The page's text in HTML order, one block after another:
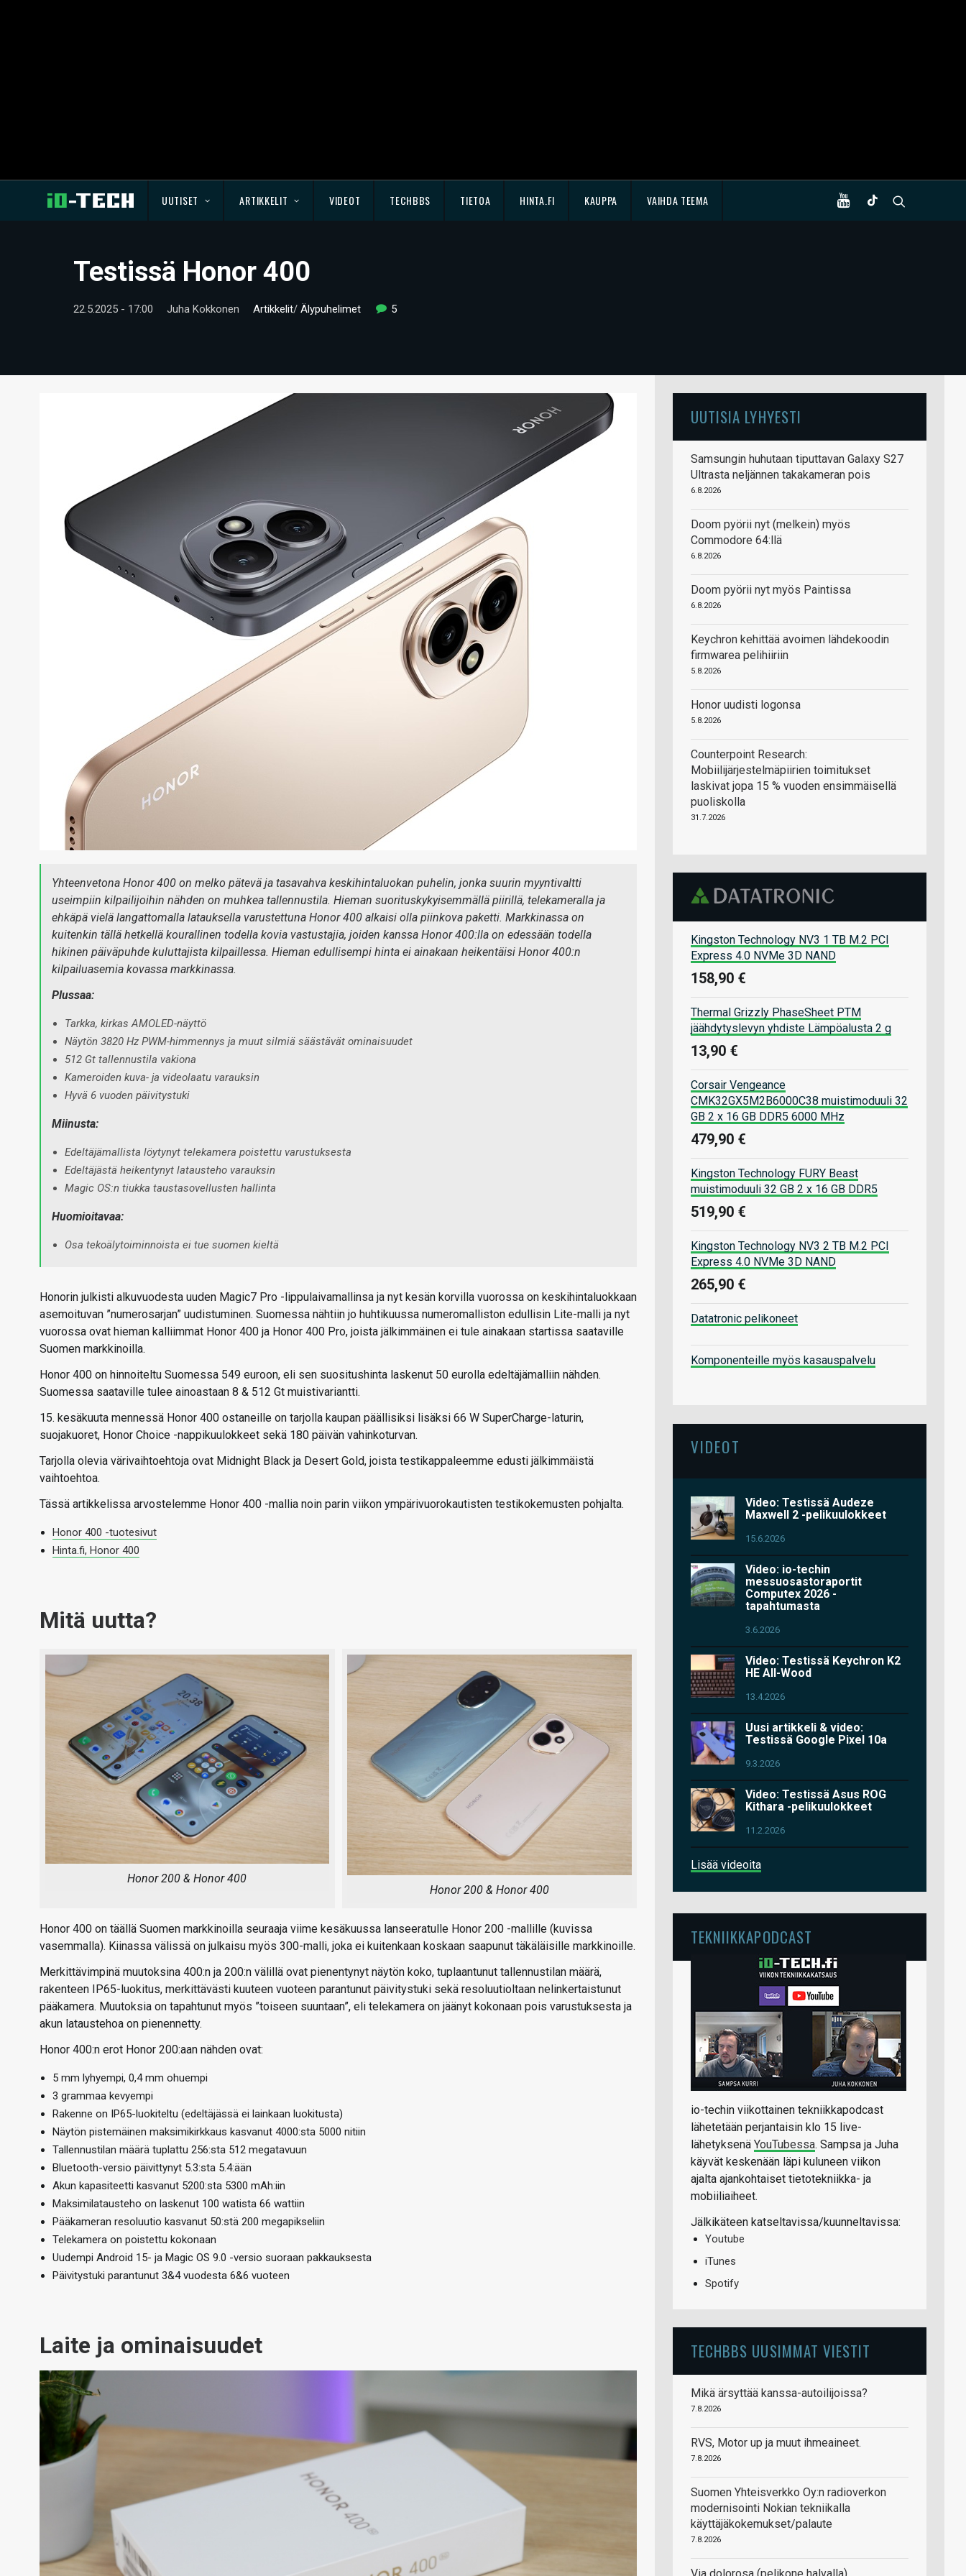
UUTISET ARTIKKELIT VIDEOT TECHBBS TIETOA HINTA.FI KAUPPA VAIHDA TEEMA
Testissä Honor 400
22.5.2025 - 17:00 Juha Kokkonen Artikkelit/ Älypuhelimet 5
Yhteenvetona Honor 400 on melko pätevä ja tasavahva keskihintaluokan puhelin, jonka suurin myyntivaltti
useimpiin kilpailijoihin nähden on muhkea tallennustila. Hieman suorituskykyisemmällä piirillä, telekameralla ja
ehkäpä vielä langattomalla latauksella varustettuna Honor 400 alkaisi olla piinkova paketti. Markkinassa on
kuitenkin tällä hetkellä kourallinen todella kovia vastustajia, joiden kanssa Honor 400:lla on edessään todella
hikinen päiväpuhde kuluttajista kilpaillessa. Hieman edullisempi hinta ei ainakaan heikentäisi Honor 400:n
kilpailuasemia kovassa markkinassa.
Plussaa:
Tarkka, kirkas AMOLED-näyttö
Näytön 3820 Hz PWM-himmennys ja muut silmiä säästävät ominaisuudet
512 Gt tallennustila vakiona
Kameroiden kuva- ja videolaatu varauksin
Hyvä 6 vuoden päivitystuki
Miinusta:
Edeltäjämallista löytynyt telekamera poistettu varustuksesta
Edeltäjästä heikentynyt latausteho varauksin
Magic OS:n tiukka taustasovellusten hallinta
Huomioitavaa:
Osa tekoälytoiminnoista ei tue suomen kieltä
Honorin julkisti alkuvuodesta uuden Magic7 Pro -lippulaivamallinsa ja nyt kesän korvilla vuorossa on keskihintaluokkaan
asemoituvan ”numerosarjan” uudistuminen. Suomessa nähtiin jo huhtikuussa numeromalliston edullisin Lite-malli ja nyt
vuorossa ovat hieman kalliimmat Honor 400 ja Honor 400 Pro, joista jälkimmäinen ei tule ainakaan startissa saataville
Suomen markkinoilla.
Honor 400 on hinnoiteltu Suomessa 549 euroon, eli sen suositushinta laskenut 50 eurolla edeltäjämalliin nähden.
Suomessa saataville tulee ainoastaan 8 & 512 Gt muistivariantti.
15. kesäkuuta mennessä Honor 400 ostaneille on tarjolla kaupan päällisiksi lisäksi 66 W SuperCharge-laturin,
suojakuoret, Honor Choice -nappikuulokkeet sekä 180 päivän vahinkoturvan.
Tarjolla olevia värivaihtoehtoja ovat Midnight Black ja Desert Gold, joista testikappaleemme edusti jälkimmäistä
vaihtoehtoa.
Tässä artikkelissa arvostelemme Honor 400 -mallia noin parin viikon ympärivuorokautisten testikokemusten pohjalta.
Honor 400 -tuotesivut
Hinta.fi, Honor 400
Mitä uutta?
Honor 200 & Honor 400
Honor 200 & Honor 400
Honor 400 on täällä Suomen markkinoilla seuraaja viime kesäkuussa lanseeratulle Honor 200 -mallille (kuvissa
vasemmalla). Kiinassa välissä on julkaisu myös 300-malli, joka ei kuitenkaan koskaan saapunut täkäläisille markkinoille.
Merkittävimpinä muutoksina 400:n ja 200:n välillä ovat pienentynyt näytön koko, tuplaantunut tallennustilan määrä,
rakenteen IP65-luokitus, merkittävästi kuuteen vuoteen parantunut päivitystuki sekä resoluutioltaan nelinkertaistunut
pääkamera. Muutoksia on tapahtunut myös ”toiseen suuntaan”, eli telekamera on jäänyt kokonaan pois varustuksesta ja
akun lataustehoa on pienennetty.
Honor 400:n erot Honor 200:aan nähden ovat:
5 mm lyhyempi, 0,4 mm ohuempi
3 grammaa kevyempi
Rakenne on IP65-luokiteltu (edeltäjässä ei lainkaan luokitusta)
Näytön pistemäinen maksimikirkkaus kasvanut 4000:sta 5000 nitiin
Tallennustilan määrä tuplattu 256:sta 512 megatavuun
Bluetooth-versio päivittynyt 5.3:sta 5.4:ään
Akun kapasiteetti kasvanut 5200:sta 5300 mAh:iin
Maksimilatausteho on laskenut 100 watista 66 wattiin
Pääkameran resoluutio kasvanut 50:stä 200 megapikseliin
Telekamera on poistettu kokonaan
Uudempi Android 15- ja Magic OS 9.0 -versio suoraan pakkauksesta
Päivitystuki parantunut 3&4 vuodesta 6&6 vuoteen
Laite ja ominaisuudet
UUTISIA LYHYESTI
Samsungin huhutaan tiputtavan Galaxy S27
Ultrasta neljännen takakameran pois
6.8.2026
Doom pyörii nyt (melkein) myös
Commodore 64:llä
6.8.2026
Doom pyörii nyt myös Paintissa
6.8.2026
Keychron kehittää avoimen lähdekoodin
firmwarea pelihiiriin
5.8.2026
Honor uudisti logonsa
5.8.2026
Counterpoint Research:
Mobiilijärjestelmäpiirien toimitukset
laskivat jopa 15 % vuoden ensimmäisellä
puoliskolla
31.7.2026
Kingston Technology NV3 1 TB M.2 PCI
Express 4.0 NVMe 3D NAND
158,90 €
Thermal Grizzly PhaseSheet PTM
jäähdytyslevyn yhdiste Lämpöalusta 2 g
13,90 €
Corsair Vengeance
CMK32GX5M2B6000C38 muistimoduuli 32
GB 2 x 16 GB DDR5 6000 MHz
479,90 €
Kingston Technology FURY Beast
muistimoduuli 32 GB 2 x 16 GB DDR5
519,90 €
Kingston Technology NV3 2 TB M.2 PCI
Express 4.0 NVMe 3D NAND
265,90 €
Datatronic pelikoneet
Komponenteille myös kasauspalvelu
VIDEOT
Video: Testissä Audeze
Maxwell 2 -pelikuulokkeet
15.6.2026
Video: io-techin
messuosastoraportit
Computex 2026 -
tapahtumasta
3.6.2026
Video: Testissä Keychron K2
HE All-Wood
13.4.2026
Uusi artikkeli & video:
Testissä Google Pixel 10a
9.3.2026
Video: Testissä Asus ROG
Kithara -pelikuulokkeet
11.2.2026
Lisää videoita
TEKNIIKKAPODCAST
io-techin viikottainen tekniikkapodcast
lähetetään perjantaisin klo 15 live-
lähetyksenä YouTubessa. Sampsa ja Juha
käyvät keskenään läpi kuluneen viikon
ajalta ajankohtaiset tietotekniikka- ja
mobiiliaiheet.
Jälkikäteen katseltavissa/kuunneltavissa:
Youtube
iTunes
Spotify
TECHBBS UUSIMMAT VIESTIT
Mikä ärsyttää kanssa-autoilijoissa?
7.8.2026
RVS, Motor up ja muut ihmeaineet.
7.8.2026
Suomen Yhteisverkko Oy:n radioverkon
modernisointi Nokian tekniikalla
käyttäjäkokemukset/palaute
7.8.2026